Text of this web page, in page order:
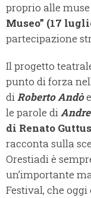
proprio alle
Museo” (17
partecipazione
Il progetto
punto di forza
diRoberto Andòe
le parole di
di Renato
racconta sulla
Orestiadi è
un’importante
Festival, che